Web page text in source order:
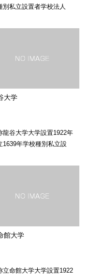
別私立設置者学校法人
大学
龍谷大学大学設置1922年
1639年学校種別私立設
館大学
立命館大学大学設置1922